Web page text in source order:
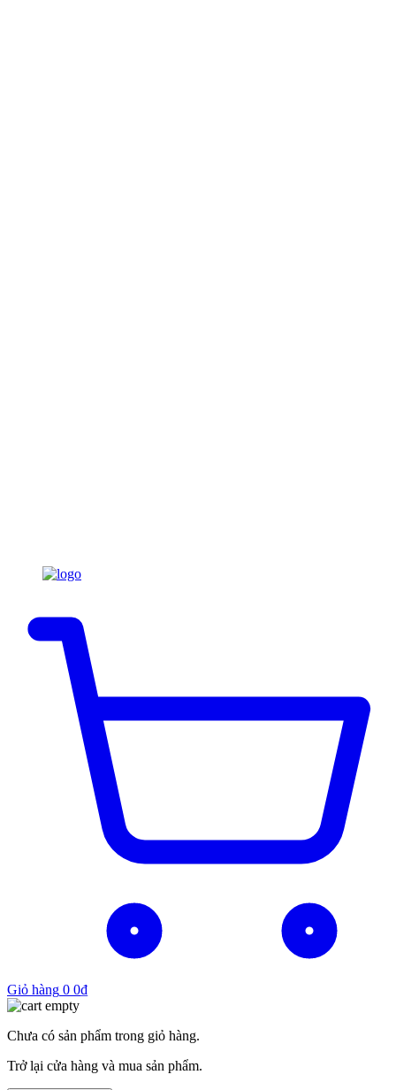
Giỏ hàng 0 0₫
Chưa có sản phẩm trong giỏ hàng.
Trở lại cửa hàng và mua sản phẩm.